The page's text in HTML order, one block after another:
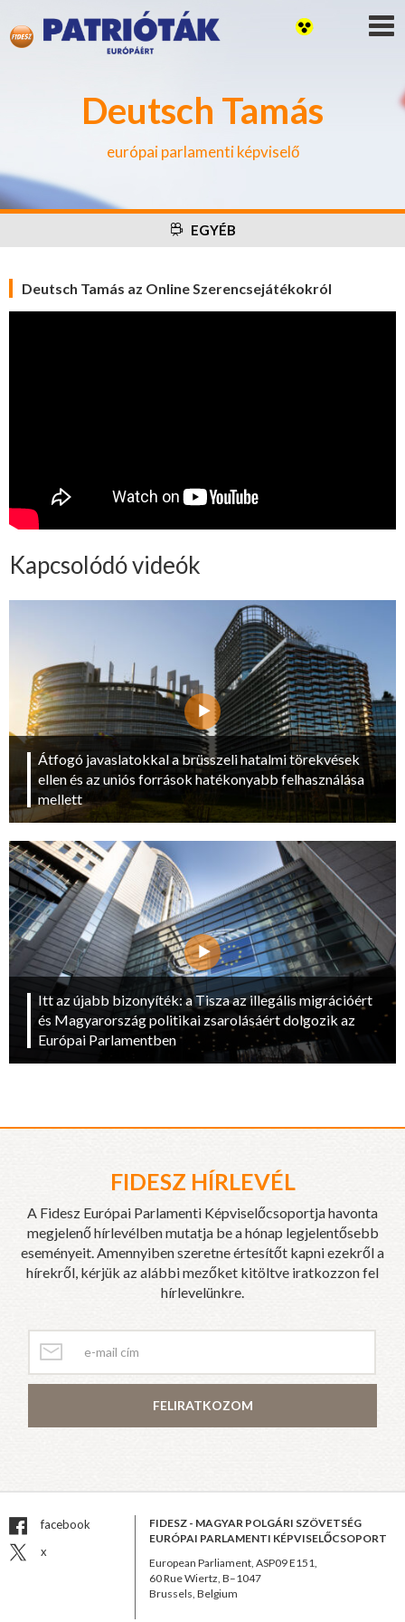
Deutsch Tamás
európai parlamenti képviselő
EGYÉB
Deutsch Tamás az Online Szerencsejátékokról
Kapcsolódó videók
Átfogó javaslatokkal a brüsszeli hatalmi törekvések
ellen és az uniós források hatékonyabb felhasználása
mellett
Itt az újabb bizonyíték: a Tisza az illegális migrációért
és Magyarország politikai zsarolásáért dolgozik az
Európai Parlamentben
FIDESZ HÍRLEVÉL
A Fidesz Európai Parlamenti Képviselőcsoportja havonta
megjelenő hírlevélben mutatja be a hónap legjelentősebb
eseményeit. Amennyiben szeretne értesítőt kapni ezekről a
hírekről, kérjük az alábbi mezőket kitöltve iratkozzon fel
hírlevelünkre.
FELIRATKOZOM
facebook
x
FIDESZ - MAGYAR POLGÁRI SZÖVETSÉG
EURÓPAI PARLAMENTI KÉPVISELŐCSOPORT
European Parliament, ASP09 E151,
60 Rue Wiertz, B–1047
Brussels, Belgium